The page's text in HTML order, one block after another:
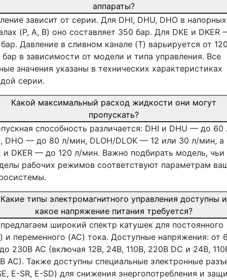
аппараты?
зависит от серии. Для DHI, DHU, DHO в напорных
(P, A, B) оно составляет 350 бар. Для DKE и DKER
Давление в сливном канале (T) варьируется от
в зависимости от модели и типа управления. Все
значения указаны в технических характеристиках
серии.
Какой максимальный расход жидкости они могут
пропускать?
способность различается: DHI и DHU — до 60
DHO — до 80 л/мин, DLOH/DLOK — 12 или 30 л/мин, а
и DKER — до 120 л/мин. Важно подбирать модель, чьи
рабочих режимов соответствуют параметрам
Какие типы электромагнитного управления доступны и
какое напряжение питания требуется?
широкий спектр катушек для постоянного
и переменного (AC) тока. Доступные напряжения: от
230В AC (включая 12В, 24В, 110В, 220В DC и 24В,
AC). Также доступны специальные электронные
E-SR, E-SD) для снижения энергопотребления и